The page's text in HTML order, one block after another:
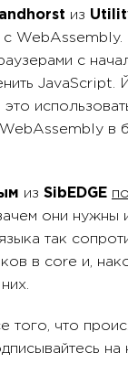
из
с WebAssembly.
с
JavaScript.
это
WebAssembly в
из SibEDGE
они нужны
так
в core и,
того, что
на